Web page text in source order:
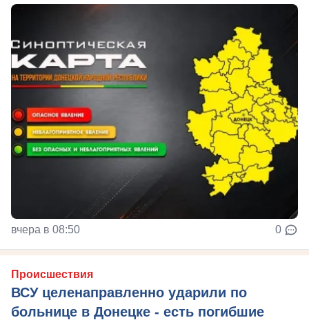
вчера в 08:50 0
Происшествия
ВСУ целенаправленно ударили по
больнице в Донецке - есть погибшие